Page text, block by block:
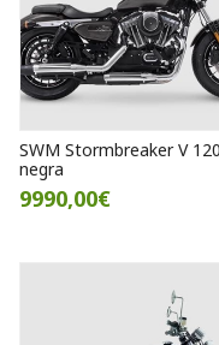
SWM Stormbreaker V
negra
9990,00€